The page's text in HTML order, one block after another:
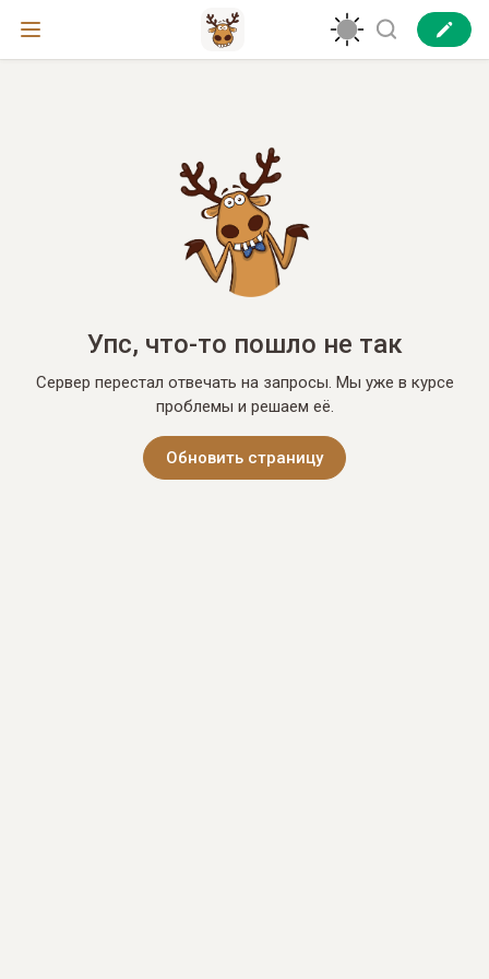
Упс, что-то пошло не так
Сервер перестал отвечать на запросы. Мы уже в курсе
проблемы и решаем её.
Обновить страницу